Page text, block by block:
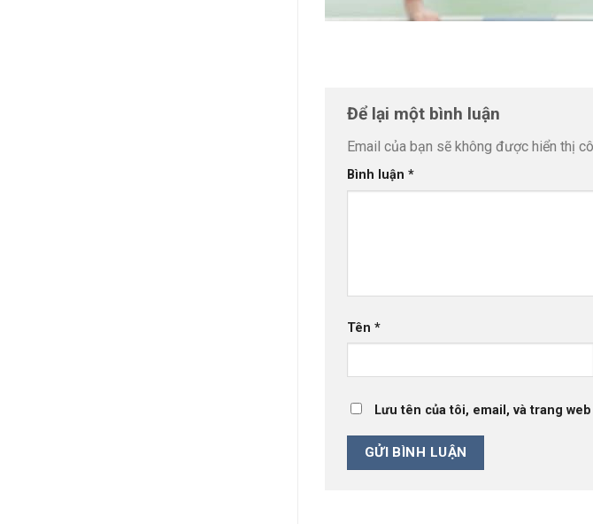
Để lại một bình luận
Email của bạn sẽ không được hiển thị
Bình luận *
Tên *
Lưu tên của tôi, email, và trang